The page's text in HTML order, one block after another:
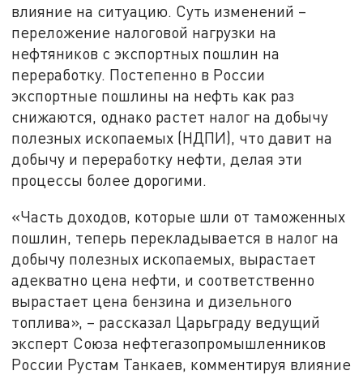
влияние на ситуацию. Суть изменений –
переложение налоговой нагрузки на
нефтяников с экспортных пошлин на
переработку. Постепенно в России
экспортные пошлины на нефть как раз
снижаются, однако растет налог на добычу
полезных ископаемых (НДПИ), что давит на
добычу и переработку нефти, делая эти
процессы более дорогими.
«Часть доходов, которые шли от таможенных
пошлин, теперь перекладывается в налог на
добычу полезных ископаемых, вырастает
адекватно цена нефти, и соответственно
вырастает цена бензина и дизельного
топлива», – рассказал Царьграду ведущий
эксперт Союза нефтегазопромышленников
России Рустам Танкаев, комментируя влияние